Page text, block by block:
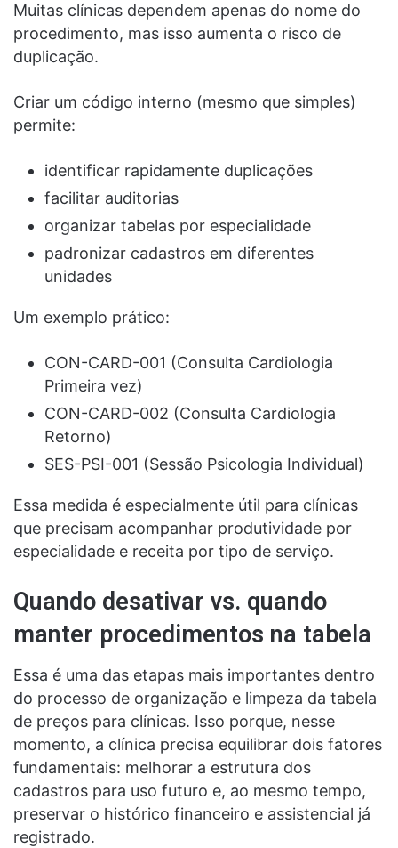
Muitas clínicas dependem apenas do nome do
procedimento, mas isso aumenta o risco de
duplicação.
Criar um código interno (mesmo que simples)
permite:
identificar rapidamente duplicações
facilitar auditorias
organizar tabelas por especialidade
padronizar cadastros em diferentes
unidades
Um exemplo prático:
CON-CARD-001 (Consulta Cardiologia
Primeira vez)
CON-CARD-002 (Consulta Cardiologia
Retorno)
SES-PSI-001 (Sessão Psicologia Individual)
Essa medida é especialmente útil para clínicas
que precisam acompanhar produtividade por
especialidade e receita por tipo de serviço.
Quando desativar vs. quando
manter procedimentos na tabela
Essa é uma das etapas mais importantes dentro
do processo de organização e limpeza da tabela
de preços para clínicas. Isso porque, nesse
momento, a clínica precisa equilibrar dois fatores
fundamentais: melhorar a estrutura dos
cadastros para uso futuro e, ao mesmo tempo,
preservar o histórico financeiro e assistencial já
registrado.